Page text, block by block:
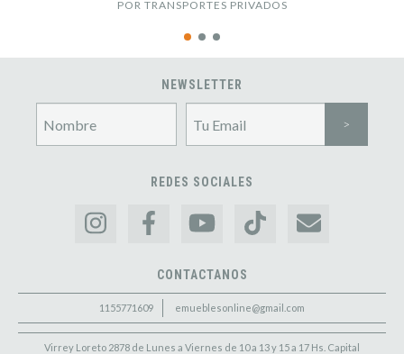
POR TRANSPORTES PRIVADOS
NEWSLETTER
REDES SOCIALES
CONTACTANOS
1155771609 emueblesonline@gmail.com
Virrey Loreto 2878 de Lunes a Viernes de 10 a 13 y 15 a 17 Hs. Capital